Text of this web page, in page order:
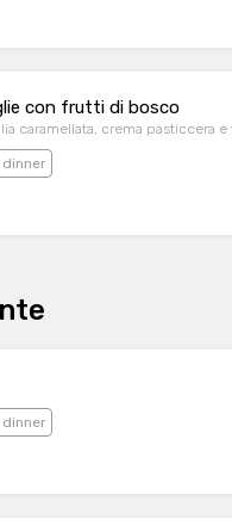
con frutti di bosco
caramellata, crema pasticcera
dinner
dinner